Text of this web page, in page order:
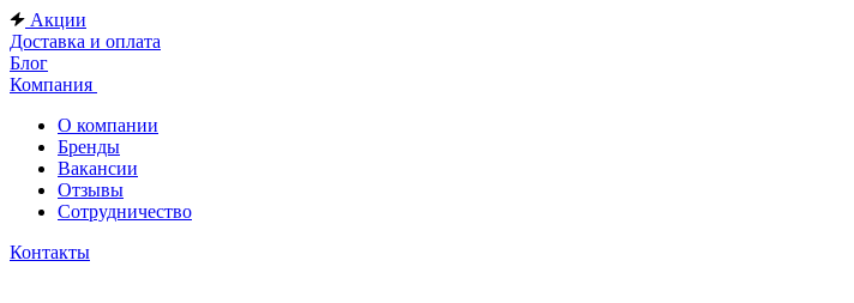
Акции
Доставка и оплата
Блог
Компания
О компании
Бренды
Вакансии
Отзывы
Сотрудничество
Контакты